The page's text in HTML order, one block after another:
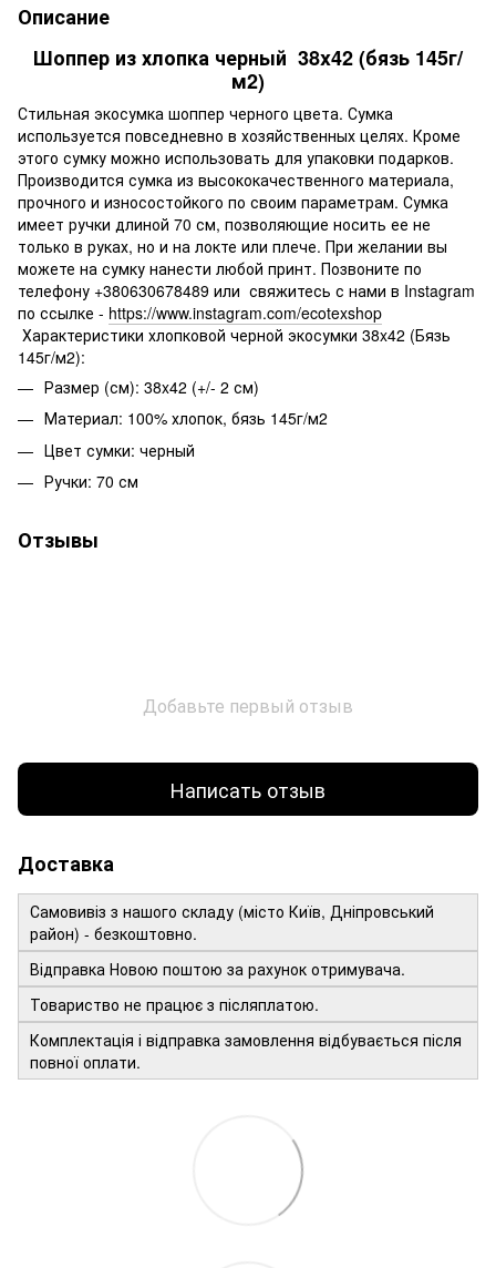
Описание
Шоппер из хлопка черный 38x42 (бязь 145г/
м2)
Стильная экосумка шоппер черного цвета. Сумка
используется повседневно в хозяйственных целях. Кроме
этого сумку можно использовать для упаковки подарков.
Производится сумка из высококачественного материала,
прочного и износостойкого по своим параметрам. Сумка
имеет ручки длиной 70 см, позволяющие носить ее не
только в руках, но и на локте или плече. При желании вы
можете на сумку нанести любой принт. Позвоните по
телефону +380630678489 или свяжитесь с нами в Instagram
по ссылке - https://www.instagram.com/ecotexshop
Характеристики хлопковой черной экосумки 38x42 (Бязь
145г/м2):
Размер (см): 38x42 (+/- 2 см)
Материал: 100% хлопок, бязь 145г/м2
Цвет сумки: черный
Ручки: 70 см
Отзывы
Добавьте первый отзыв
Написать отзыв
Доставка
Самовивіз з нашого складу (місто Київ, Дніпровський
район) - безкоштовно.
Відправка Новою поштою за рахунок отримувача.
Товариство не працює з післяплатою.
Комплектація і відправка замовлення відбувається після
повної оплати.